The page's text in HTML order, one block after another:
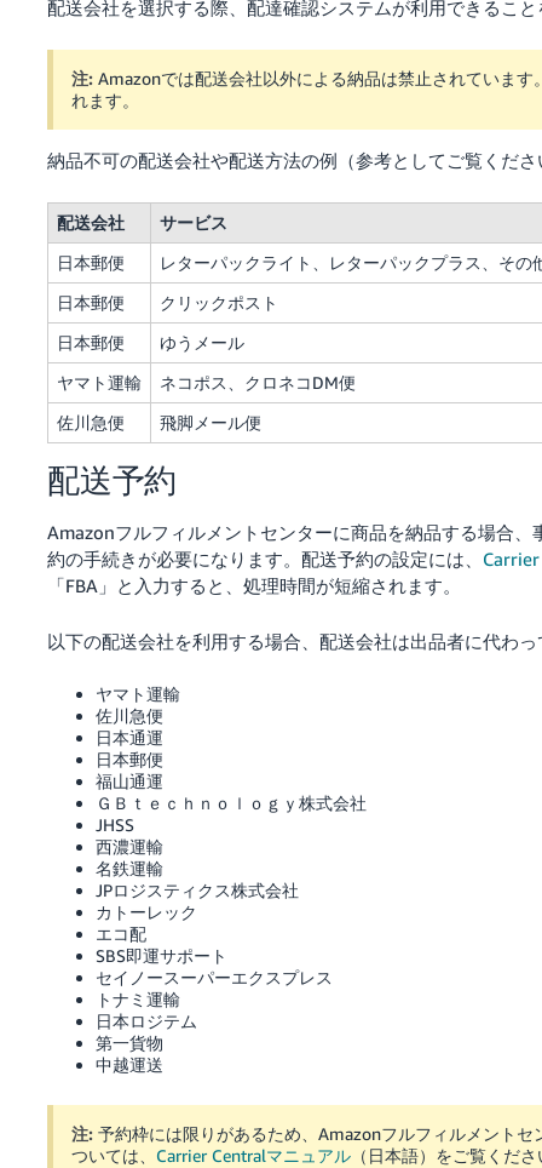
配送会社を選択する際、配達確認システムが利用できるこ
注: Amazonでは配送会社以外による納品は禁止されていま
れます。
納品不可の配送会社や配送方法の例（参考としてご覧くださ
配送会社
サービス
日本郵便
レターパックライト、レターパックプラス、その
日本郵便
クリックポスト
日本郵便
ゆうメール
ヤマト運輸
ネコポス、クロネコDM便
佐川急便
飛脚メール便
配送予約
Amazonフルフィルメントセンターに商品を納品する場合
約の手続きが必要になります。配送予約の設定には、
「FBA」と入力すると、処理時間が短縮されます。
以下の配送会社を利用する場合、配送会社は出品者に代わ
ヤマト運輸
佐川急便
日本通運
日本郵便
福山通運
ＧＢｔｅｃｈｎｏｌｏｇｙ株式会社
JHSS
西濃運輸
名鉄運輸
JPロジスティクス株式会社
カトーレック
エコ配
SBS即運サポート
セイノースーパーエクスプレス
トナミ運輸
日本ロジテム
第一貨物
中越運送
注: 予約枠には限りがあるため、Amazonフルフィルメント
ついては、 Carrier Centralマニュアル（日本語）をご覧くださ